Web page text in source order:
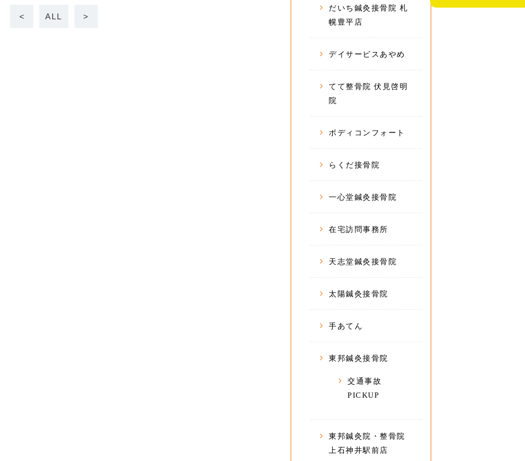
< ALL >
だいち鍼灸接骨院 札
幌豊平店
デイサービスあやめ
てて整骨院 伏見啓明
院
ボディコンフォート
らくだ接骨院
一心堂鍼灸接骨院
在宅訪問事務所
天志堂鍼灸接骨院
太陽鍼灸接骨院
手あてん
東邦鍼灸接骨院
交通事故
PICKUP
東邦鍼灸院・整骨院
上石神井駅前店